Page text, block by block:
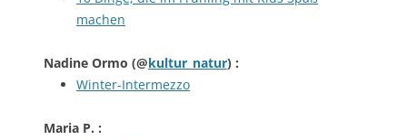
machen
Nadine Ormo (@kultur_natur) :
Winter-Intermezzo
Maria P. :